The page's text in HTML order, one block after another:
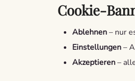
Cookie-
Ablehnen– nur
Einstellungen–
Akzeptieren–